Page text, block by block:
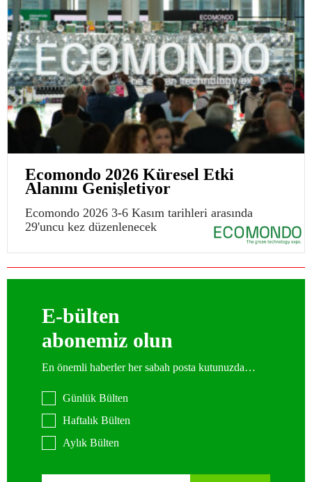
Ecomondo 2026 Küresel Etki
Alanını Genişletiyor
Ecomondo 2026 3-6 Kasım tarihleri arasında
29'uncu kez düzenlenecek
E-bülten
abonemiz olun
En önemli haberler her sabah posta kutunuzda…
Günlük Bülten
Haftalık Bülten
Aylık Bülten